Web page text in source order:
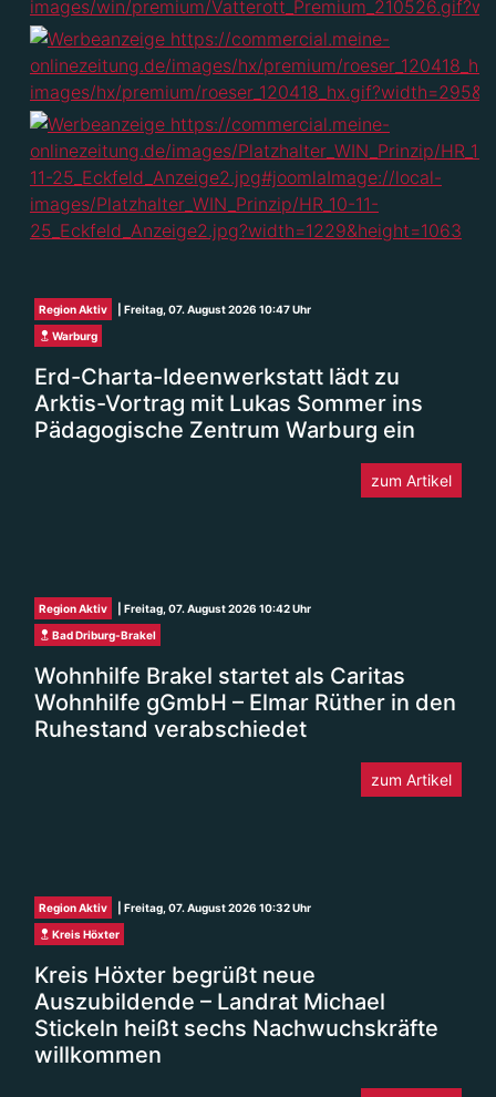
Region Aktiv
| Freitag, 07. August 2026 10:47 Uhr
Warburg
Erd-Charta-Ideenwerkstatt lädt zu
Arktis-Vortrag mit Lukas Sommer ins
Pädagogische Zentrum Warburg ein
zum Artikel
Region Aktiv
| Freitag, 07. August 2026 10:42 Uhr
Bad Driburg-Brakel
Wohnhilfe Brakel startet als Caritas
Wohnhilfe gGmbH – Elmar Rüther in den
Ruhestand verabschiedet
zum Artikel
Region Aktiv
| Freitag, 07. August 2026 10:32 Uhr
Kreis Höxter
Kreis Höxter begrüßt neue
Auszubildende – Landrat Michael
Stickeln heißt sechs Nachwuchskräfte
willkommen